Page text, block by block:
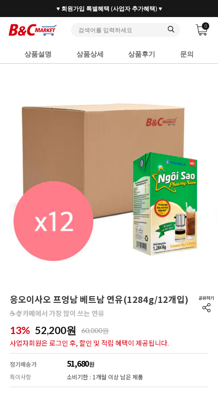
♥ 회원가입 특별혜택 (사업자 추가혜택) ♥
0
상품설명 상품상세 상품후기 문의
응오이사오 프엉남 베트남 연유(1284g/12개입)
☕🍨카페에서 가장 많이 쓰는 연유
13% 52,200원 60,000원
사업자회원은 로그인 후, 할인 및 적립 혜택이 제공됩니다.
정기배송가 51,680원
특이사항
소비기한 : 1개월 이상 남은 제품